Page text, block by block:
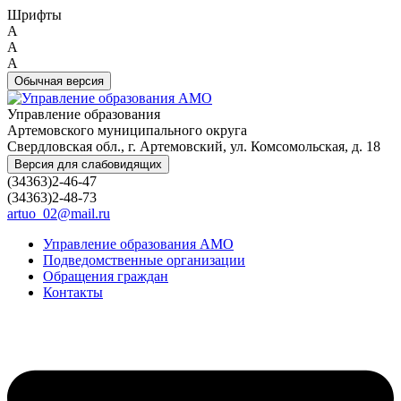
Шрифты
A
A
A
Обычная версия
Управление образования
Артемовского муниципального округа
Свердловская обл., г. Артемовский, ул. Комсомольская, д. 18
Версия для слабовидящих
(34363)2-46-47
(34363)2-48-73
artuo_02@mail.ru
Управление образования АМО
Подведомственные организации
Обращения граждан
Контакты